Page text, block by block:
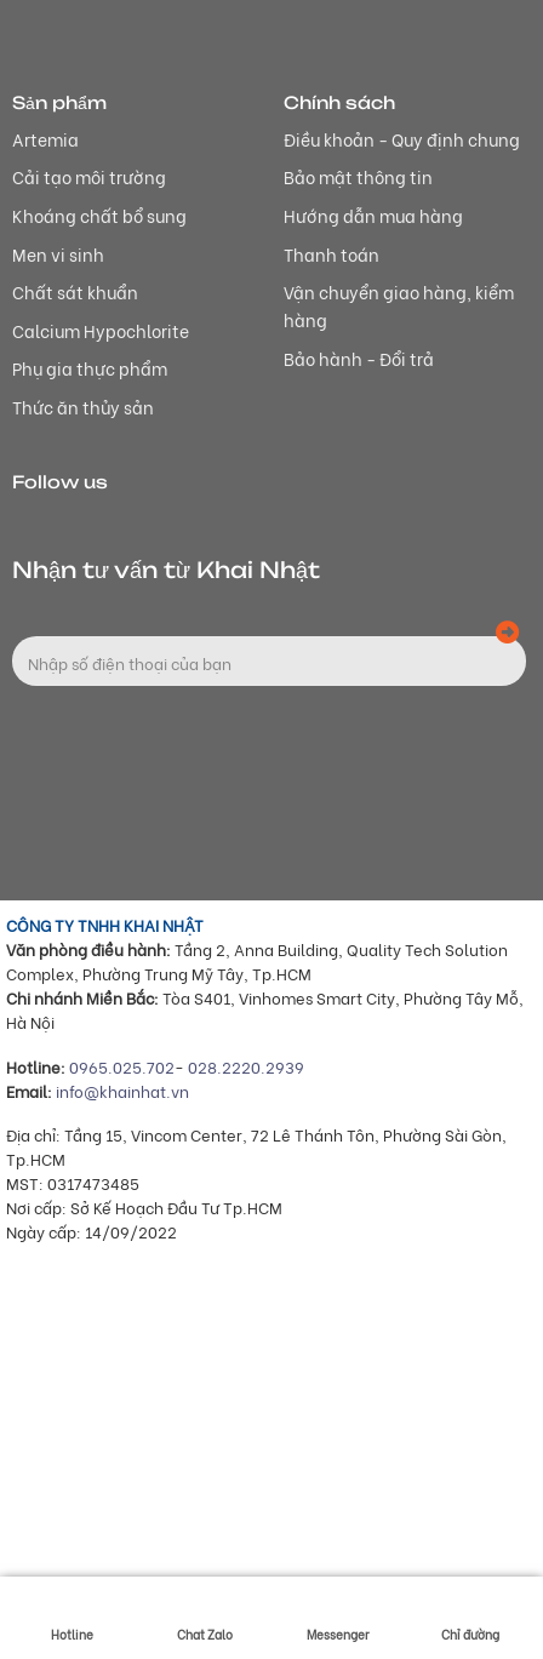
Sản phẩm
Artemia
Cải tạo môi trường
Khoáng chất bổ sung
Men vi sinh
Chất sát khuẩn
Calcium Hypochlorite
Phụ gia thực phẩm
Thức ăn thủy sản
Chính sách
Điều khoản - Quy định chung
Bảo mật thông tin
Hướng dẫn mua hàng
Thanh toán
Vận chuyển giao hàng, kiểm
hàng
Bảo hành - Đổi trả
Follow us
Nhận tư vấn từ Khai Nhật
CÔNG TY TNHH KHAI NHẬT
Văn phòng điều hành: Tầng 2, Anna Building, Quality Tech Solution
Complex, Phường Trung Mỹ Tây, Tp.HCM
Chi nhánh Miền Bắc: Tòa S401, Vinhomes Smart City, Phường Tây Mỗ,
Hà Nội
Hotline: 0965.025.702- 028.2220.2939
Email: info@khainhat.vn
Địa chỉ: Tầng 15, Vincom Center, 72 Lê Thánh Tôn, Phường Sài Gòn,
Tp.HCM
MST: 0317473485
Nơi cấp: Sở Kế Hoạch Đầu Tư Tp.HCM
Ngày cấp: 14/09/2022
Hotline Chat Zalo Messenger Chỉ đường